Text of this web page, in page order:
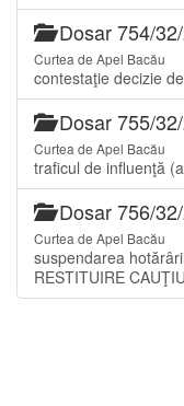
Dosar 754/
Curtea de Apel Bacău
contestaţie decizie
Dosar 755/
Curtea de Apel Bacău
traficul de influenţă
Dosar 756/
Curtea de Apel Bacău
suspendarea
RESTITUIRE